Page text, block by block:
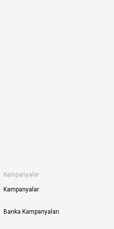
Kampanyalar
Kampanyalar
Banka Kampanyaları